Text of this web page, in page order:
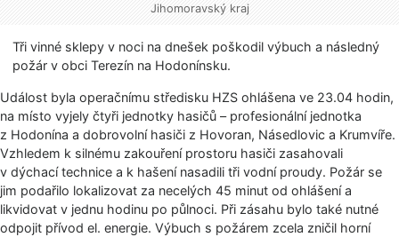
Jihomoravský kraj
Tři vinné sklepy v noci na dnešek poškodil výbuch a následný
požár v obci Terezín na Hodonínsku.
Událost byla operačnímu středisku HZS ohlášena ve 23.04 hodin,
na místo vyjely čtyři jednotky hasičů – profesionální jednotka
z Hodonína a dobrovolní hasiči z Hovoran, Násedlovic a Krumvíře.
Vzhledem k silnému zakouření prostoru hasiči zasahovali
v dýchací technice a k hašení nasadili tři vodní proudy. Požár se
jim podařilo lokalizovat za necelých 45 minut od ohlášení a
likvidovat v jednu hodinu po půlnoci. Při zásahu bylo také nutné
odpojit přívod el. energie. Výbuch s požárem zcela zničil horní